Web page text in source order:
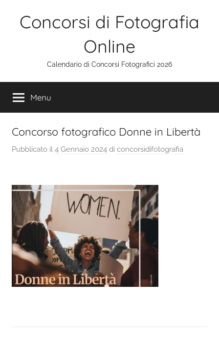
Concorsi di Fotografia
Online
Calendario di Concorsi Fotografici 2026
Menu
Concorso fotografico Donne in Libertà
Pubblicato il 4 Gennaio 2024 di concorsidifotografia